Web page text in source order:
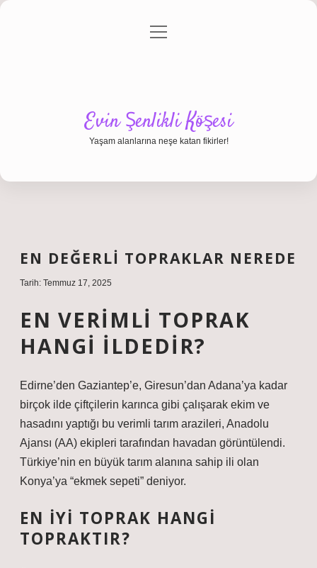
Gizlilik Politikası
menüyü
Evin Şenlikli Köşesi
Yaşam alanlarına neşe katan fikirler!
EN DEĞERLI TOPRAKLAR NEREDE
Tarih: Temmuz 17, 2025
EN VERIMLI TOPRAK
HANGI ILDEDIR?
Edirne’den Gaziantep’e, Giresun’dan Adana’ya kadar
birçok ilde çiftçilerin karınca gibi çalışarak ekim ve
hasadını yaptığı bu verimli tarım arazileri, Anadolu
Ajansı (AA) ekipleri tarafından havadan görüntülendi.
Türkiye’nin en büyük tarım alanına sahip ili olan
Konya’ya “ekmek sepeti” deniyor.
EN IYI TOPRAK HANGI
TOPRAKTIR?